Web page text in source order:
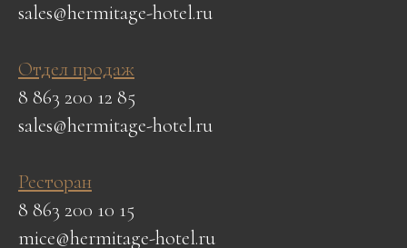
sales@hermitage-hotel.ru
Отдел продаж
8 863 200 12 85
sales@hermitage-hotel.ru
Ресторан
8 863 200 10 15
mice@hermitage-hotel.ru